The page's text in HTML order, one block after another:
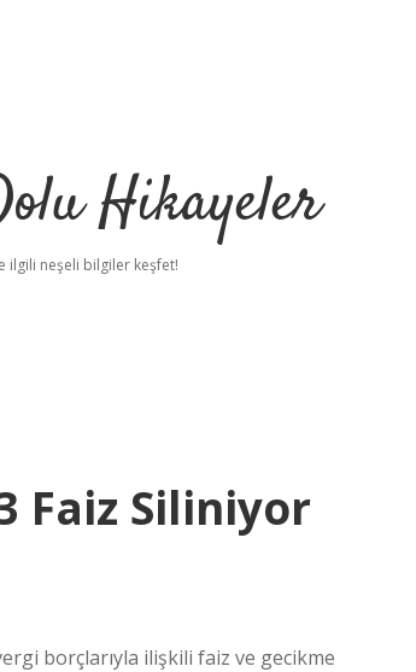
Hikayeler
ilgili neşeli bilgiler keşfet!
Faiz Siliniyor
borçlarıyla ilişkili faiz ve gecikme